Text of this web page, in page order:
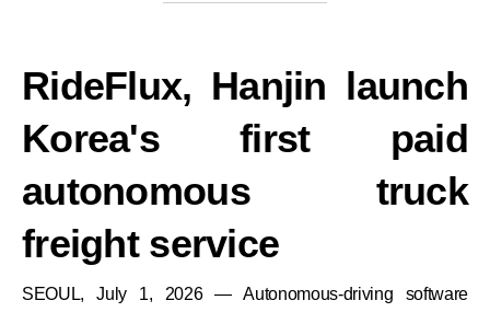
RideFlux, Hanjin launch
Korea's first paid
autonomous truck
freight service
SEOUL, July 1, 2026 — Autonomous-driving software